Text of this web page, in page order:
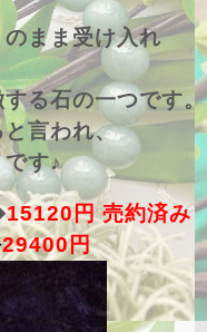
まま受け入れ
る石の一つです。
言われ、
す♪
15120円 売約済み
29400円